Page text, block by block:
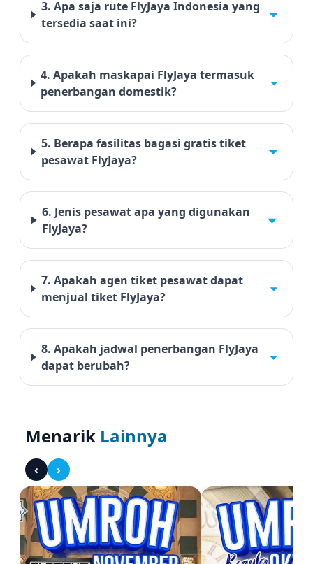
3. Apa saja rute FlyJaya Indonesia yang
tersedia saat ini?
4. Apakah maskapai FlyJaya termasuk
penerbangan domestik?
5. Berapa fasilitas bagasi gratis tiket
pesawat FlyJaya?
6. Jenis pesawat apa yang digunakan
FlyJaya?
7. Apakah agen tiket pesawat dapat
menjual tiket FlyJaya?
8. Apakah jadwal penerbangan FlyJaya
dapat berubah?
Menarik Lainnya
‹ ›